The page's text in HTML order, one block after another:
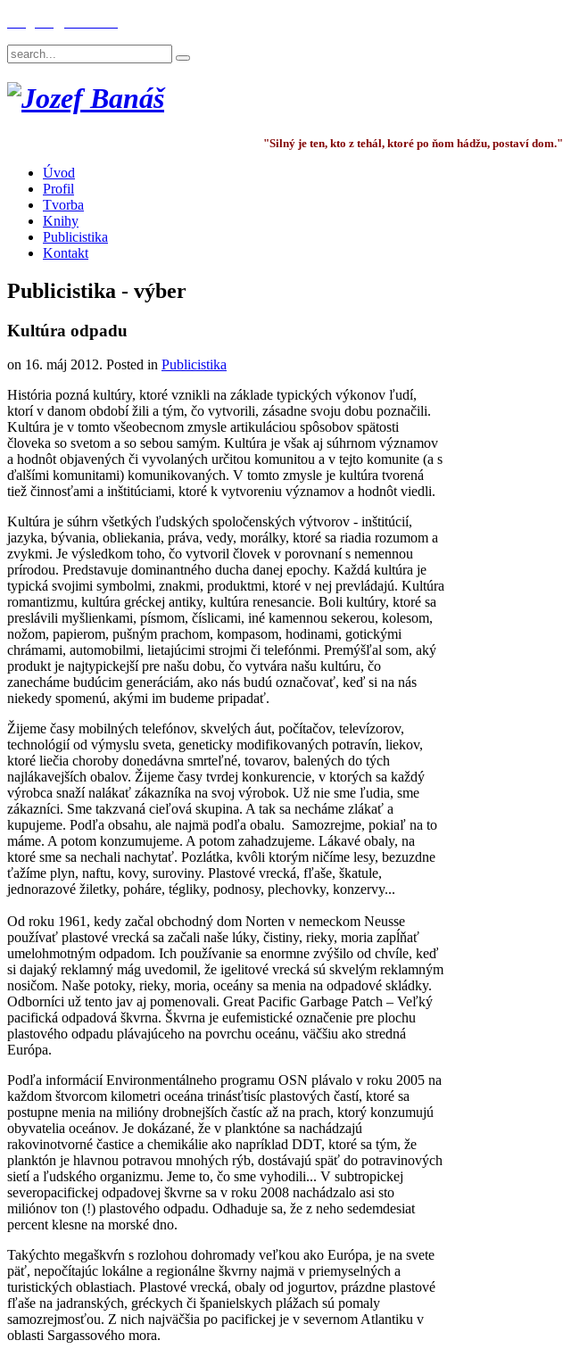
"Silný je ten, kto z tehál, ktoré po ňom hádžu, postaví dom."
Úvod
Profil
Tvorba
Knihy
Publicistika
Kontakt
Publicistika - výber
Kultúra odpadu
on 16. máj 2012. Posted in Publicistika
História pozná kultúry, ktoré vznikli na základe typických výkonov ľudí,
ktorí v danom období žili a tým, čo vytvorili, zásadne svoju dobu poznačili.
Kultúra je v tomto všeobecnom zmysle artikuláciou spôsobov spätosti
človeka so svetom a so sebou samým. Kultúra je však aj súhrnom významov
a hodnôt objavených či vyvolaných určitou komunitou a v tejto komunite (a s
ďalšími komunitami) komunikovaných. V tomto zmysle je kultúra tvorená
tiež činnosťami a inštitúciami, ktoré k vytvoreniu významov a hodnôt viedli.
Kultúra je súhrn všetkých ľudských spoločenských výtvorov - inštitúcií,
jazyka, bývania, obliekania, práva, vedy, morálky, ktoré sa riadia rozumom a
zvykmi. Je výsledkom toho, čo vytvoril človek v porovnaní s nemennou
prírodou. Predstavuje dominantného ducha danej epochy. Každá kultúra je
typická svojimi symbolmi, znakmi, produktmi, ktoré v nej prevládajú. Kultúra
romantizmu, kultúra gréckej antiky, kultúra renesancie. Boli kultúry, ktoré sa
preslávili myšlienkami, písmom, číslicami, iné kamennou sekerou, kolesom,
nožom, papierom, pušným prachom, kompasom, hodinami, gotickými
chrámami, automobilmi, lietajúcimi strojmi či telefónmi. Premýšľal som, aký
produkt je najtypickejší pre našu dobu, čo vytvára našu kultúru, čo
zanecháme budúcim generáciám, ako nás budú označovať, keď si na nás
niekedy spomenú, akými im budeme pripadať.
Žijeme časy mobilných telefónov, skvelých áut, počítačov, televízorov,
technológií od výmyslu sveta, geneticky modifikovaných potravín, liekov,
ktoré liečia choroby donedávna smrteľné, tovarov, balených do tých
najlákavejších obalov. Žijeme časy tvrdej konkurencie, v ktorých sa každý
výrobca snaží nalákať zákazníka na svoj výrobok. Už nie sme ľudia, sme
zákazníci. Sme takzvaná cieľová skupina. A tak sa necháme zlákať a
kupujeme. Podľa obsahu, ale najmä podľa obalu. Samozrejme, pokiaľ na to
máme. A potom konzumujeme. A potom zahadzujeme. Lákavé obaly, na
ktoré sme sa nechali nachytať. Pozlátka, kvôli ktorým ničíme lesy, bezuzdne
ťažíme plyn, naftu, kovy, suroviny. Plastové vrecká, fľaše, škatule,
jednorazové žiletky, poháre, tégliky, podnosy, plechovky, konzervy...
Od roku 1961, kedy začal obchodný dom Norten v nemeckom Neusse
používať plastové vrecká sa začali naše lúky, čistiny, rieky, moria zapĺňať
umelohmotným odpadom. Ich používanie sa enormne zvýšilo od chvíle, keď
si dajaký reklamný mág uvedomil, že igelitové vrecká sú skvelým reklamným
nosičom. Naše potoky, rieky, moria, oceány sa menia na odpadové skládky.
Odborníci už tento jav aj pomenovali. Great Pacific Garbage Patch – Veľký
pacifická odpadová škvrna. Škvrna je eufemistické označenie pre plochu
plastového odpadu plávajúceho na povrchu oceánu, väčšiu ako stredná
Európa.
Podľa informácií Environmentálneho programu OSN plávalo v roku 2005 na
každom štvorcom kilometri oceána trinásťtisíc plastových častí, ktoré sa
postupne menia na milióny drobnejších častíc až na prach, ktorý konzumujú
obyvatelia oceánov. Je dokázané, že v planktóne sa nachádzajú
rakovinotvorné častice a chemikálie ako napríklad DDT, ktoré sa tým, že
planktón je hlavnou potravou mnohých rýb, dostávajú späť do potravinových
sietí a ľudského organizmu. Jeme to, čo sme vyhodili... V subtropickej
severopacifickej odpadovej škvrne sa v roku 2008 nachádzalo asi sto
miliónov ton (!) plastového odpadu. Odhaduje sa, že z neho sedemdesiat
percent klesne na morské dno.
Takýchto megaškvŕn s rozlohou dohromady veľkou ako Európa, je na svete
päť, nepočítajúc lokálne a regionálne škvrny najmä v priemyselných a
turistických oblastiach. Plastové vrecká, obaly od jogurtov, prázdne plastové
fľaše na jadranských, gréckych či španielskych plážach sú pomaly
samozrejmosťou. Z nich najväčšia po pacifickej je v severnom Atlantiku v
oblasti Sargassového mora.